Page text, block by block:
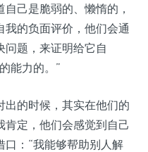
己是脆弱的、懒惰的，
的负面评价，他们会通
问题，来证明给它自
能力的。”
出的时候，其实在他们的
定，他们会感觉到自己
口：“我能够帮助别人解